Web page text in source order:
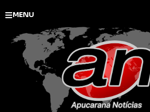
MENU